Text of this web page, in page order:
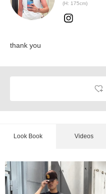
(H: 175cm)
thank you
Look Book Videos